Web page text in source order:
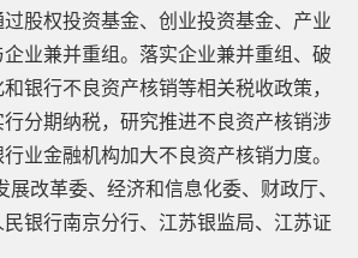
股权投资基金、创业投资基金、产业
业兼并重组。落实企业兼并重组、破
银行不良资产核销等相关税收政策，
分期纳税，研究推进不良资产核销涉
业金融机构加大不良资产核销力度。
展改革委、经济和信息化委、财政厅、
银行南京分行、江苏银监局、江苏证